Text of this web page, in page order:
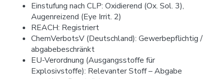
Einstufung nach CLP: Oxidierend (Ox. Sol. 3),
Augenreizend (Eye Irrit. 2)
REACH: Registriert
ChemVerbotsV (Deutschland): Gewerbepflichtig /
abgabebeschränkt
EU-Verordnung (Ausgangsstoffe für
Explosivstoffe): Relevanter Stoff – Abgabe